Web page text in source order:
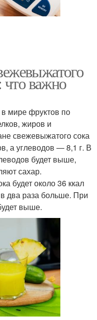
что важно
мире фруктов по
жиров и
свежевыжатого сока
а углеводов — 8,1 г. В
будет выше,
сахар.
будет около 36 ккал
два раза больше. При
выше.